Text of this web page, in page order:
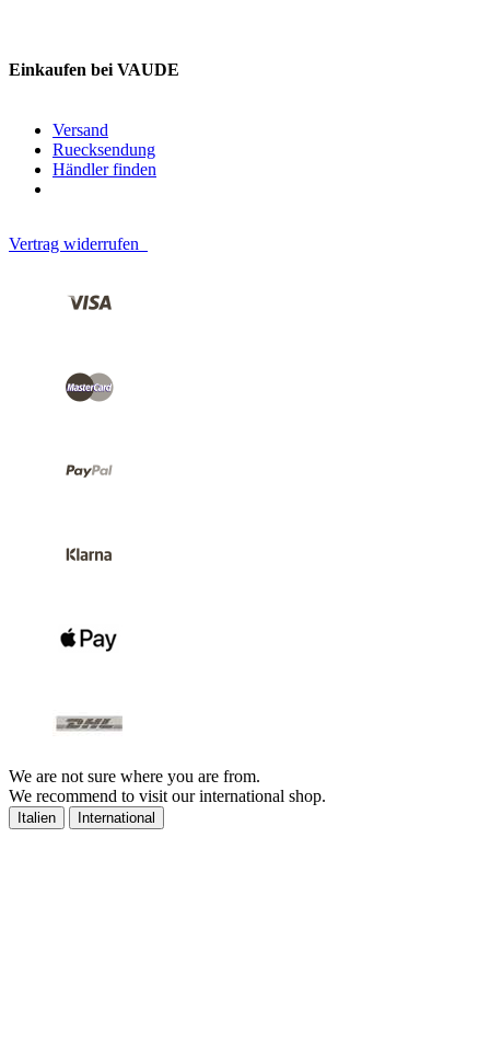
Einkaufen bei VAUDE
Versand
Ruecksendung
Händler finden
Vertrag widerrufen
We are not sure where you are from.
We recommend to visit our international shop.
Italien International